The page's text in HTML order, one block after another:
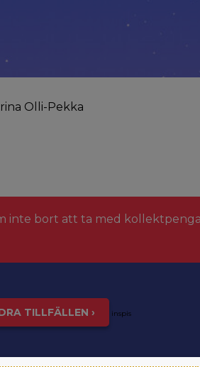
Olli-Pekka
inte bort att ta med
TILLFÄLLEN › inspis